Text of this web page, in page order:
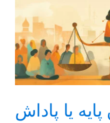
یا پاداش